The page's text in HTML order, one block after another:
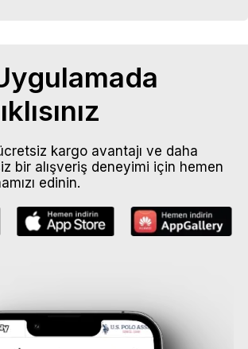
kargo avantajı ve daha
bir alışveriş deneyimi için hemen
edinin.